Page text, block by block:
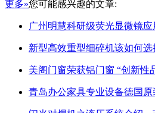
更多»您可能感兴趣的文章:
广州明慧科研级荧光显微镜
新型高效重型细碎机该如何
美阁门窗荣获铝门窗 “创新性
青岛办公家具专业设备德国原